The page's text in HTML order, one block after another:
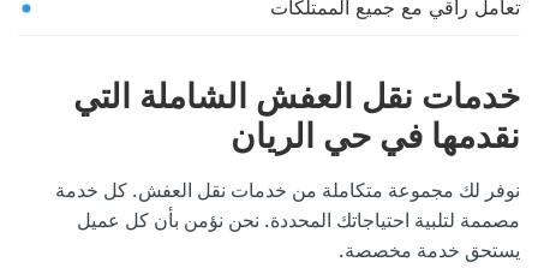
تعامل راقي مع جميع الممتلكات
خدمات نقل العفش الشاملة التي
نقدمها في حي الريان
نوفر لك مجموعة متكاملة من خدمات نقل العفش. كل خدمة
مصممة لتلبية احتياجاتك المحددة. نحن نؤمن بأن كل عميل
يستحق خدمة مخصصة.